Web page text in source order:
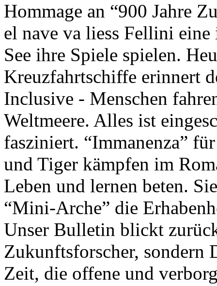
Hommage an “900 Jahre
el nave va liess Fellini
See ihre Spiele spielen.
Kreuzfahrtschiffe erinnert
Inclusive - Menschen
Weltmeere. Alles ist
fasziniert. “Immanenza”
und Tiger kämpfen im
Leben und lernen beten.
“Mini-Arche” die
Unser Bulletin blickt
Zukunftsforscher, sondern
Zeit, die offene und